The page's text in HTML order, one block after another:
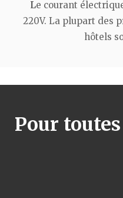
Le courant
220V. La plupart des
hôtels
Pour